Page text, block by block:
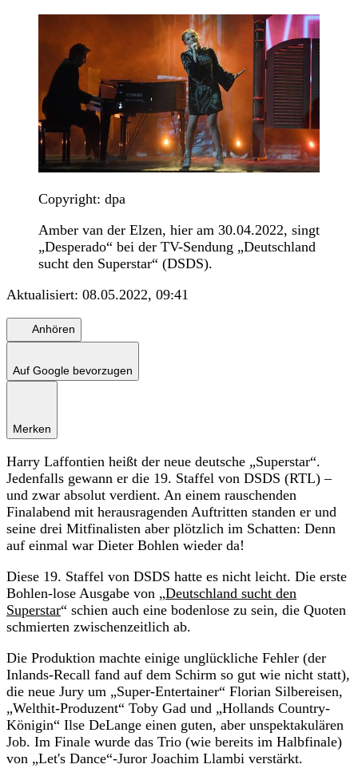
Copyright: dpa
Amber van der Elzen, hier am 30.04.2022, singt
„Desperado“ bei der TV-Sendung „Deutschland
sucht den Superstar“ (DSDS).
Aktualisiert: 08.05.2022, 09:41
Anhören
Auf Google bevorzugen
Merken
Harry Laffontien heißt der neue deutsche „Superstar“.
Jedenfalls gewann er die 19. Staffel von DSDS (RTL) –
und zwar absolut verdient. An einem rauschenden
Finalabend mit herausragenden Auftritten standen er und
seine drei Mitfinalisten aber plötzlich im Schatten: Denn
auf einmal war Dieter Bohlen wieder da!
Diese 19. Staffel von DSDS hatte es nicht leicht. Die erste
Bohlen-lose Ausgabe von „Deutschland sucht den
Superstar“ schien auch eine bodenlose zu sein, die Quoten
schmierten zwischenzeitlich ab.
Die Produktion machte einige unglückliche Fehler (der
Inlands-Recall fand auf dem Schirm so gut wie nicht statt),
die neue Jury um „Super-Entertainer“ Florian Silbereisen,
„Welthit-Produzent“ Toby Gad und „Hollands Country-
Königin“ Ilse DeLange einen guten, aber unspektakulären
Job. Im Finale wurde das Trio (wie bereits im Halbfinale)
von „Let's Dance“-Juror Joachim Llambi verstärkt.